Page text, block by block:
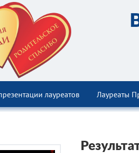
лауреатов Лауреаты